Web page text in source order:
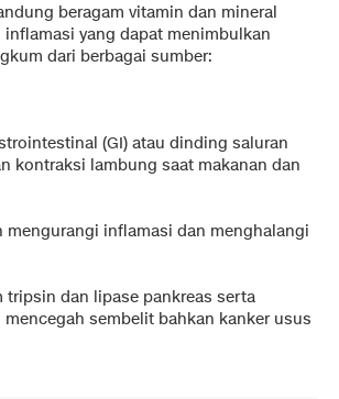
beragam vitamin dan mineral
yang dapat menimbulkan
dari berbagai sumber:
(GI) atau dinding saluran
kontraksi lambung saat makanan dan
inflamasi dan menghalangi
tripsin dan lipase pankreas serta
sembelit bahkan kanker usus